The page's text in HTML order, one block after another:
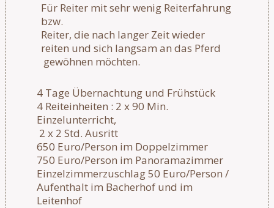
Für Reiter mit sehr wenig Reiterfahrung
bzw.
Reiter, die nach langer Zeit wieder
reiten und sich langsam an das Pferd
gewöhnen möchten.
4 Tage Übernachtung und Frühstück
4 Reiteinheiten : 2 x 90 Min.
Einzelunterricht,
2 x 2 Std. Ausritt
650 Euro/Person im Doppelzimmer
750 Euro/Person im Panoramazimmer
Einzelzimmerzuschlag 50 Euro/Person /
Aufenthalt im Bacherhof und im
Leitenhof